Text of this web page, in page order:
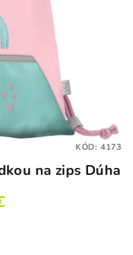
na zips Dúha
KÓD: 4173